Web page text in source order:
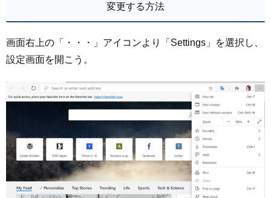
変更する方法
画面右上の「・・・」アイコンより「Settings」を選択し、
設定画面を開こう。